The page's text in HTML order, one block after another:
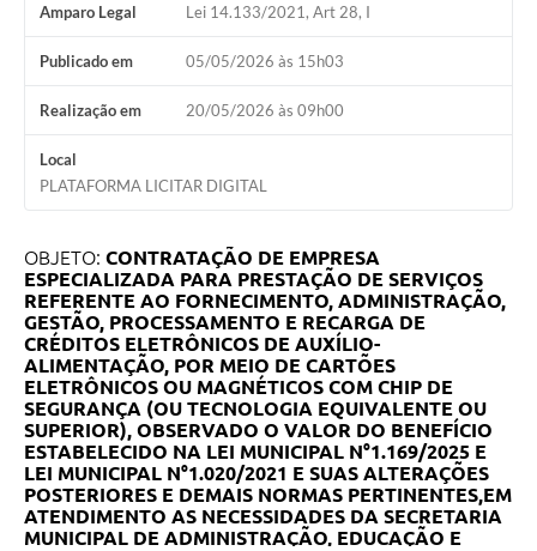
Amparo Legal Lei 14.133/2021, Art 28, I
Publicado em 05/05/2026 às 15h03
Realização em 20/05/2026 às 09h00
Local
PLATAFORMA LICITAR DIGITAL
OBJETO: CONTRATAÇÃO DE EMPRESA
ESPECIALIZADA PARA PRESTAÇÃO DE SERVIÇOS
REFERENTE AO FORNECIMENTO, ADMINISTRAÇÃO,
GESTÃO, PROCESSAMENTO E RECARGA DE
CRÉDITOS ELETRÔNICOS DE AUXÍLIO-
ALIMENTAÇÃO, POR MEIO DE CARTÕES
ELETRÔNICOS OU MAGNÉTICOS COM CHIP DE
SEGURANÇA (OU TECNOLOGIA EQUIVALENTE OU
SUPERIOR), OBSERVADO O VALOR DO BENEFÍCIO
ESTABELECIDO NA LEI MUNICIPAL N°1.169/2025 E
LEI MUNICIPAL N°1.020/2021 E SUAS ALTERAÇÕES
POSTERIORES E DEMAIS NORMAS PERTINENTES,EM
ATENDIMENTO AS NECESSIDADES DA SECRETARIA
MUNICIPAL DE ADMINISTRAÇÃO, EDUCAÇÃO E